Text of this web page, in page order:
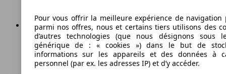
Ø 7.4 l/100km
Consommation
Pour vous offrir la meilleure expérience de navigation
parmi nos offres, nous et certains tiers utilisons des
d’autres technologies (que nous désignons sous
générique de : « cookies ») dans le but de
informations sur les appareils et des données à
personnel (par ex. les adresses IP) et d’y accéder.